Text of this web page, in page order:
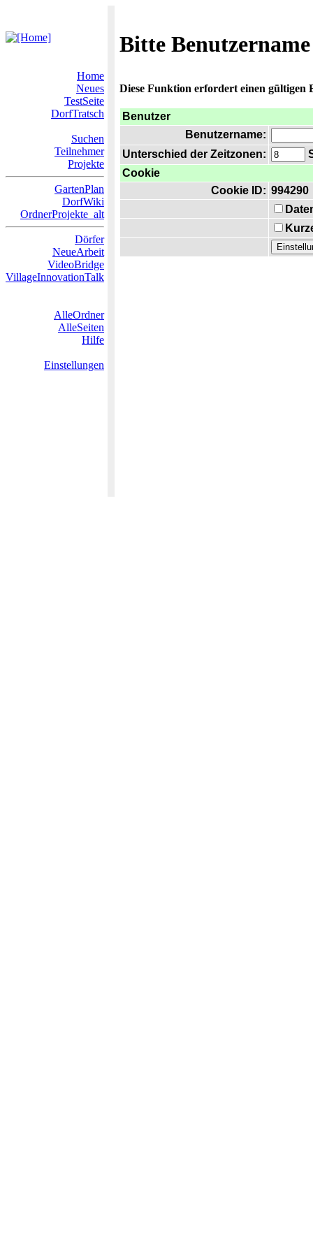
Bitte
Home
Neues
TestSeite
DorfTratsch
Suchen
Teilnehmer
Projekte
GartenPlan
DorfWiki
OrdnerProjekte_alt
Dörfer
NeueArbeit
VideoBridge
VillageInnovationTalk
AlleOrdner
AlleSeiten
Hilfe
Einstellungen
Diese Funktion erfordert einen gültigen
Benutzer
Benutzername:
Unterschied der Zeitzonen:
Cookie
Cookie ID: 994290